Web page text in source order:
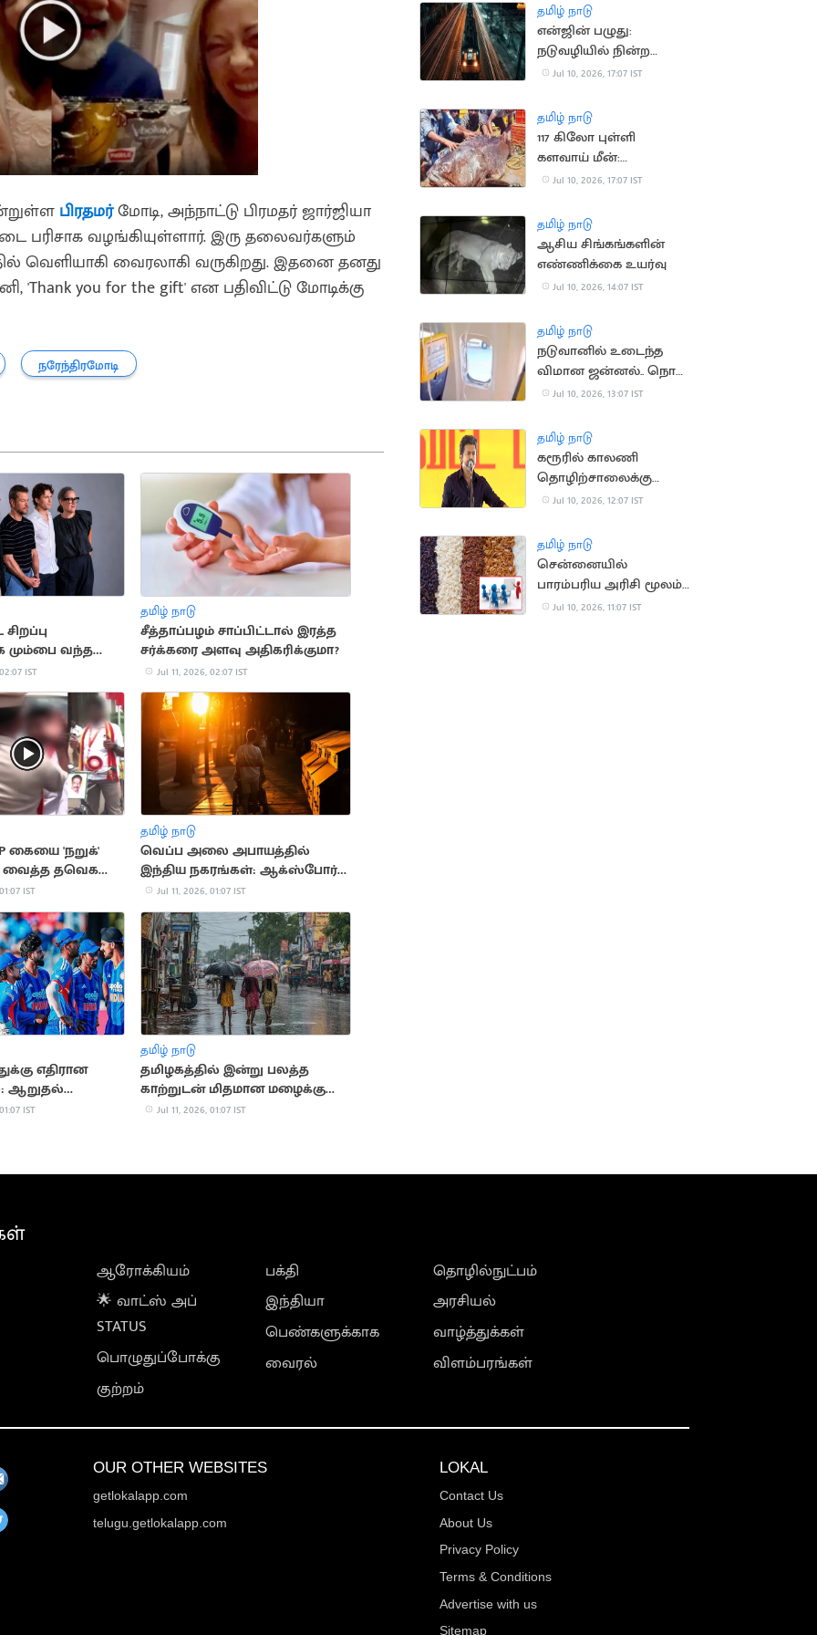
பிரதமர்மோடி, அந்நாட்டு பிரமதர் ஜார்ஜியா
பரிசாக வழங்கியுள்ளார். இரு தலைவர்களும்
வைரலாகி வருகிறது. இதனை தனது
you for the gift' என பதிவிட்டு மோடிக்கு
நரேந்திரமோடி
சிறப்பு
மும்பை வந்த
IST
தமிழ் நாடு
சீத்தாப்பழம் சாப்பிட்டால் இரத்த
சர்க்கரை அளவு அதிகரிக்குமா?
Jul 11, 2026, 02:07 IST
கையை 'நறுக்'
வைத்த தவெக
IST
தமிழ் நாடு
வெப்ப அலை அபாயத்தில்
இந்திய நகரங்கள்: ஆக்ஸ்போர்டு
பல்கலைக்கழகம் தகவல்
Jul 11, 2026, 01:07 IST
எதிரான
ஆறுதல்
IST
தமிழ் நாடு
தமிழகத்தில் இன்று பலத்த
காற்றுடன் மிதமான மழைக்கு
வாய்ப்பு
Jul 11, 2026, 01:07 IST
தமிழ் நாடு
என்ஜின் பழுது:
நடுவழியில் நின்ற
ராமேஸ்வரம் எக்ஸ்பிரஸ்
Jul 10, 2026, 17:07 IST
தமிழ் நாடு
117 கிலோ புள்ளி
களவாய் மீன்:
மீனவர்களுக்கு
Jul 10, 2026, 17:07 IST
தமிழ் நாடு
ஆசிய சிங்கங்களின்
எண்ணிக்கை உயர்வு
Jul 10, 2026, 14:07 IST
தமிழ் நாடு
நடுவானில் உடைந்த
விமான ஜன்னல்.. நொடி
பொழுதில் உயிர்
Jul 10, 2026, 13:07 IST
தமிழ் நாடு
கரூரில் காலணி
தொழிற்சாலைக்கு
அடிக்கல் நாட்டிய
Jul 10, 2026, 12:07 IST
தமிழ் நாடு
சென்னையில்
பாரம்பரிய அரிசி மூலம்
உணவுப் பொருட்கள்
Jul 10, 2026, 11:07 IST
ஆரோக்கியம்
🌟 வாட்ஸ் அப்
STATUS
பொழுதுப்போக்கு
குற்றம்
பக்தி
இந்தியா
பெண்களுக்காக
வைரல்
தொழில்நுட்பம்
அரசியல்
வாழ்த்துக்கள்
விளம்பரங்கள்
OUR OTHER WEBSITES
getlokalapp.com
telugu.getlokalapp.com
LOKAL
Contact Us
About Us
Privacy Policy
Terms & Conditions
Advertise with us
Sitemap